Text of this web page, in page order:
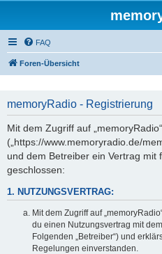
FAQ
Foren-Übersicht
memoryRadio - Registrierung
Mit dem Zugriff auf „memoryRadio“
(„https://www.memoryradio.de/
und dem Betreiber ein Vertrag mit
geschlossen:
1. NUTZUNGSVERTRAG:
Mit dem Zugriff auf
du einen Nutzungsvertrag mit
Folgenden „Betreiber“) und
Regelungen einverstanden.